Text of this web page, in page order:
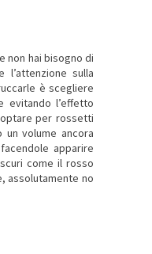
non hai bisogno di
sulla
è scegliere
evitando l’effetto
per rossetti
volume ancora
apparire
come il rosso
assolutamente no